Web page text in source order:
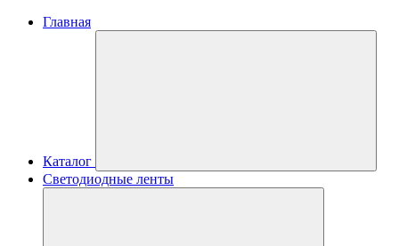
Главная
Каталог
Светодиодные ленты